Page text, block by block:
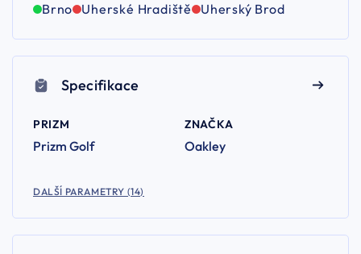
Brno Uherské Hradiště Uherský Brod
Specifikace
PRIZM
Prizm Golf
ZNAČKA
Oakley
DALŠÍ PARAMETRY (14)